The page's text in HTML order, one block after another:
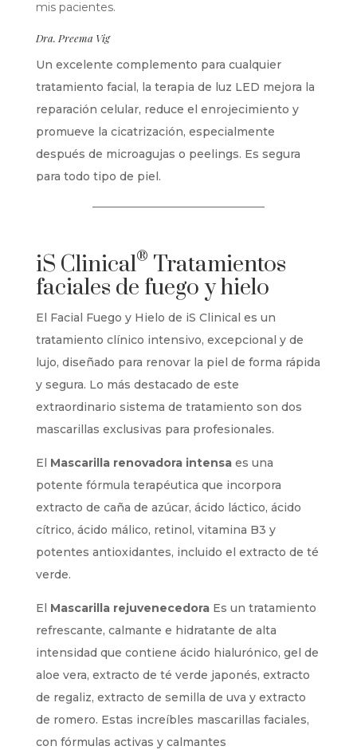
mis pacientes.
Dra. Preema Vig
Un excelente complemento para cualquier
tratamiento facial, la terapia de luz LED mejora la
reparación celular, reduce el enrojecimiento y
promueve la cicatrización, especialmente
después de microagujas o peelings. Es segura
para todo tipo de piel.
iS Clinical® Tratamientos
faciales de fuego y hielo
El Facial Fuego y Hielo de iS Clinical es un
tratamiento clínico intensivo, excepcional y de
lujo, diseñado para renovar la piel de forma rápida
y segura. Lo más destacado de este
extraordinario sistema de tratamiento son dos
mascarillas exclusivas para profesionales.
El Mascarilla renovadora intensaes una
potente fórmula terapéutica que incorpora
extracto de caña de azúcar, ácido láctico, ácido
cítrico, ácido málico, retinol, vitamina B3 y
potentes antioxidantes, incluido el extracto de té
verde.
El Mascarilla rejuvenecedoraEs un tratamiento
refrescante, calmante e hidratante de alta
intensidad que contiene ácido hialurónico, gel de
aloe vera, extracto de té verde japonés, extracto
de regaliz, extracto de semilla de uva y extracto
de romero. Estas increíbles mascarillas faciales,
con fórmulas activas y calmantes